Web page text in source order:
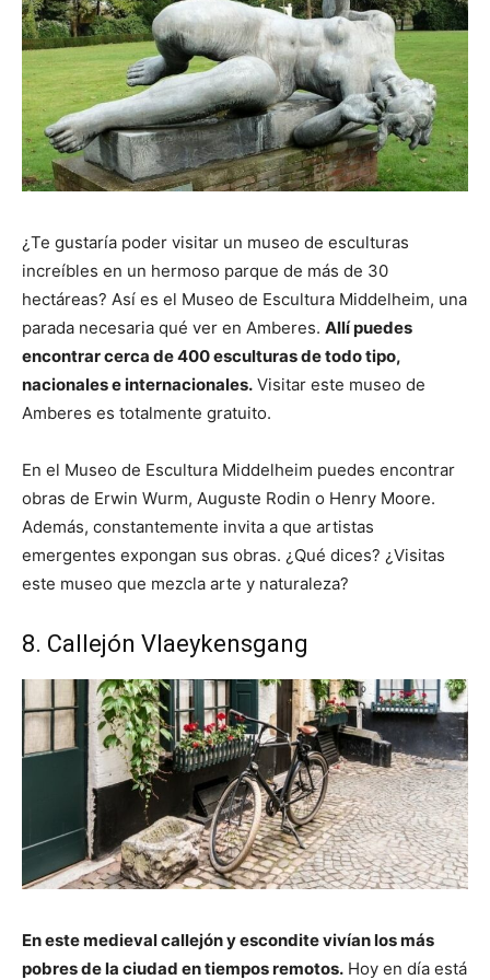
¿Te gustaría poder visitar un museo de esculturas
increíbles en un hermoso parque de más de 30
hectáreas? Así es el Museo de Escultura Middelheim, una
parada necesaria qué ver en Amberes. Allí puedes
encontrar cerca de 400 esculturas de todo tipo,
nacionales e internacionales. Visitar este museo de
Amberes es totalmente gratuito.
En el Museo de Escultura Middelheim puedes encontrar
obras de Erwin Wurm, Auguste Rodin o Henry Moore.
Además, constantemente invita a que artistas
emergentes expongan sus obras. ¿Qué dices? ¿Visitas
este museo que mezcla arte y naturaleza?
8. Callejón Vlaeykensgang
En este medieval callejón y escondite vivían los más
pobres de la ciudad en tiempos remotos. Hoy en día está